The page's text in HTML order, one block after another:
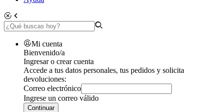
Mi cuenta
Bienvenido/a
Ingresar o crear cuenta
Accede a tus datos personales, tus pedidos y solicita
devoluciones:
Correo electrónico
Ingrese un correo válido
Continuar